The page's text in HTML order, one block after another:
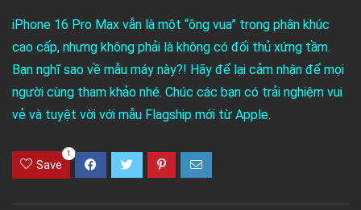
iPhone 16 Pro Max vẫn là một “ông vua” trong phân khúc
cao cấp, nhưng không phải là không có đối thủ xứng tầm.
Bạn nghĩ sao về mẫu máy này?! Hãy để lại cảm nhận để mọi
người cùng tham khảo nhé. Chúc các bạn có trải nghiệm vui
vẻ và tuyệt vời với mẫu Flagship mới từ Apple.
Save
1